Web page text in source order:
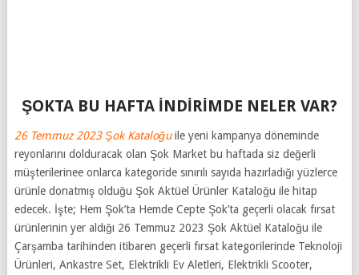
ŞOKTA BU HAFTA İNDİRİMDE NELER VAR?
26 Temmuz 2023 Şok Kataloğuile yeni kampanya döneminde
reyonlarını dolduracak olan Şok Market bu haftada siz değerli
müşterilerinee onlarca kategoride sınırılı sayıda hazırladığı yüzlerce
ürünle donatmış olduğu Şok Aktüel Ürünler Kataloğu ile hitap
edecek. İşte; Hem Şok’ta Hemde Cepte Şok’ta geçerli olacak fırsat
ürünlerinin yer aldığı 26 Temmuz 2023 Şok Aktüel Kataloğu ile
Çarşamba tarihinden itibaren geçerli fırsat kategorilerinde Teknoloji
Ürünleri, Ankastre Set, Elektrikli Ev Aletleri, Elektrikli Scooter,